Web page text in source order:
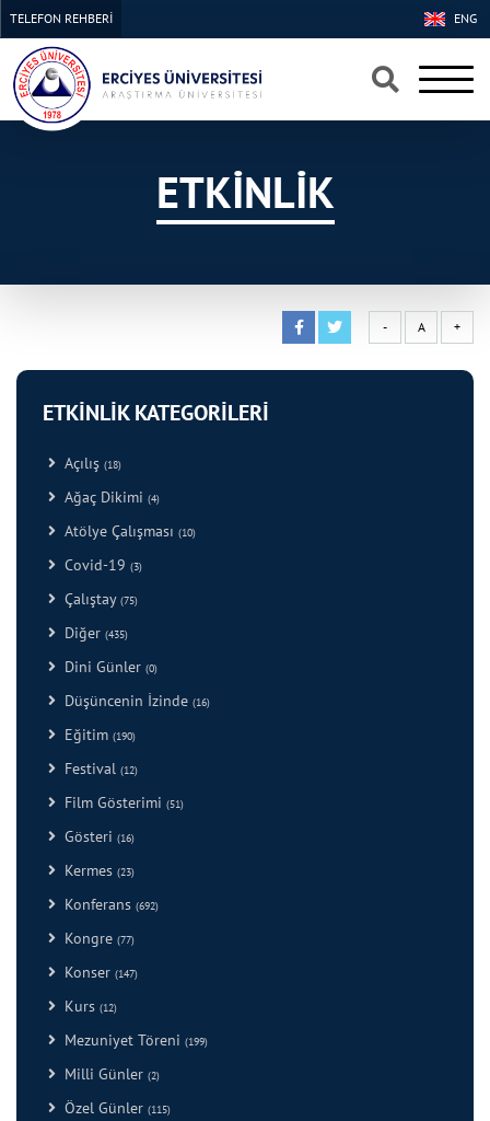
×
×
ENG
TELEFON REHBERİ
ETKİNLİK
- A +
ETKİNLİK KATEGORİLERİ
Açılış (18)
Ağaç Dikimi (4)
Atölye Çalışması (10)
Covid-19 (3)
Çalıştay (75)
Diğer (435)
Dini Günler (0)
Düşüncenin İzinde (16)
Eğitim (190)
Festival (12)
Film Gösterimi (51)
Gösteri (16)
Kermes (23)
Konferans (692)
Kongre (77)
Konser (147)
Kurs (12)
Mezuniyet Töreni (199)
Milli Günler (2)
Özel Günler (115)